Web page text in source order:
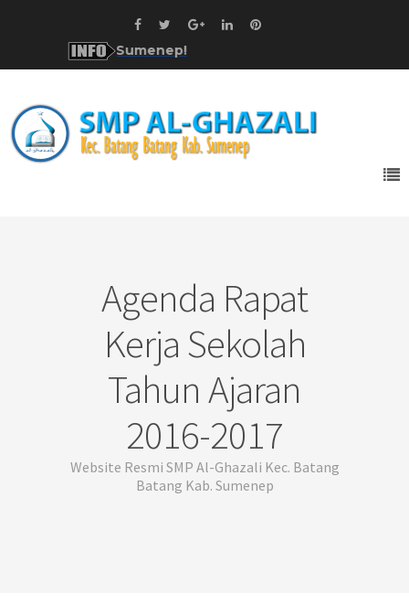
Agenda Rapat
Kerja Sekolah
Tahun Ajaran
2016-2017
Website Resmi SMP Al-Ghazali Kec. Batang
Batang Kab. Sumenep